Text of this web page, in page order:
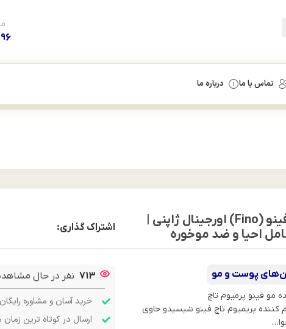
تماس با ما درباره ما
روغن مو فینو (Fino) اورجینال ژاپنی |
احیا و ضد موخوره
اشتراک گذاری:
پوست و مو
مو فینو پرمیوم تاچ
کننده پریمیوم تاچ فینو شیسیدو حاوی
713 نفر در حال
خرید آسان و مشاوره رایگان
ارسال در کوتاه ترین